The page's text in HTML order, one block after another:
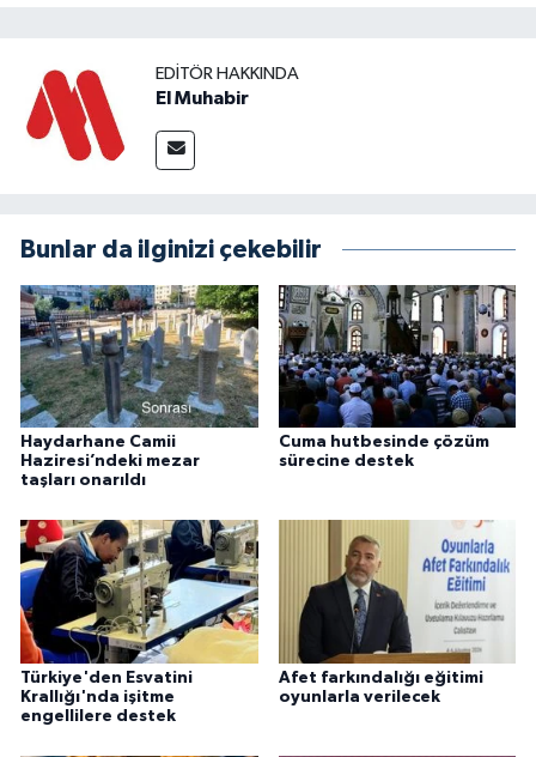
EDITÖR HAKKINDA
El Muhabir
Bunlar da ilginizi çekebilir
Haydarhane Camii
Haziresi’ndeki mezar
taşları onarıldı
Cuma hutbesinde çözüm
sürecine destek
Türkiye'den Esvatini
Krallığı'nda işitme
engellilere destek
Afet farkındalığı eğitimi
oyunlarla verilecek